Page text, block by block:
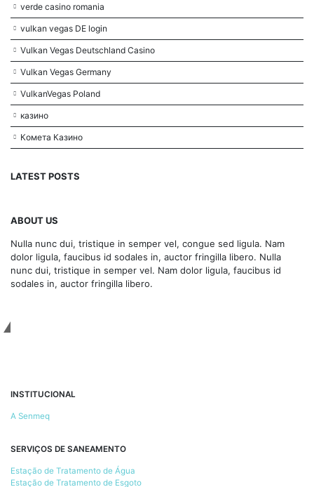
verde casino romania
vulkan vegas DE login
Vulkan Vegas Deutschland Casino
Vulkan Vegas Germany
VulkanVegas Poland
казино
Комета Казино
LATEST POSTS
ABOUT US
Nulla nunc dui, tristique in semper vel, congue sed ligula. Nam
dolor ligula, faucibus id sodales in, auctor fringilla libero. Nulla
nunc dui, tristique in semper vel. Nam dolor ligula, faucibus id
sodales in, auctor fringilla libero.
INSTITUCIONAL
A Senmeq
SERVIÇOS DE SANEAMENTO
Estação de Tratamento de Água
Estação de Tratamento de Esgoto